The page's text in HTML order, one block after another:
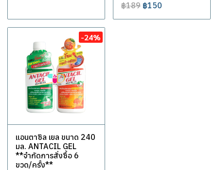
฿189 ฿150
-24%
แอนตาซิล เยล ขนาด 240
มล. ANTACIL GEL
**จำกัดการสั่งซื้อ 6
ขวด/ครั้ง**